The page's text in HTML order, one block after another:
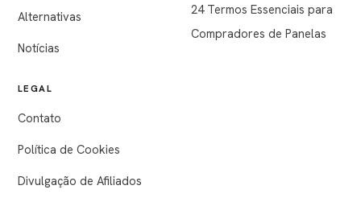
Alternativas
Notícias
24 Termos Essenciais para
Compradores de Panelas
LEGAL
Contato
Política de Cookies
Divulgação de Afiliados